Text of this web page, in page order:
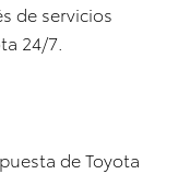
de servicios
24/7.
de Toyota